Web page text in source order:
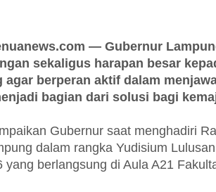
— Gubernur
sekaligus harapan besar
agar berperan aktif dalam
bagian dari solusi bagi
Gubernur saat menghadiri
dalam rangka Yudisium
yang berlangsung di Aula A21